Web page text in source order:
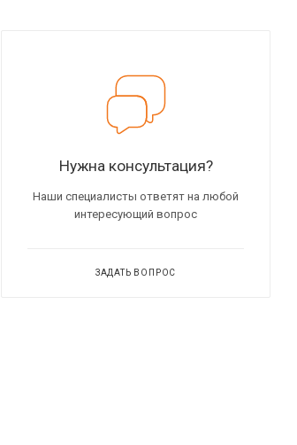
Нужна консультация?
Наши специалисты ответят на любой
интересующий вопрос
ЗАДАТЬ ВОПРОС